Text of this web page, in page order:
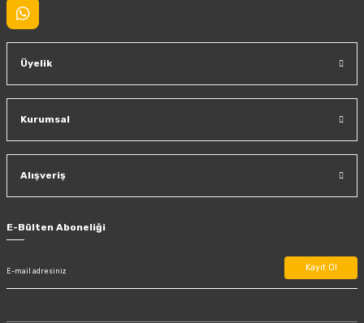
Üyelik
Kurumsal
Alışveriş
E-Bülten Aboneliği
Kayıt Ol